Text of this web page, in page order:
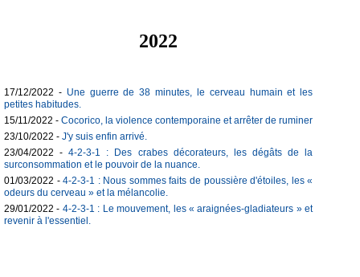
2022
17/12/2022 - Une guerre de 38 minutes, le cerveau humain et les
petites habitudes.
15/11/2022 - Cocorico, la violence contemporaine et arrêter de ruminer
23/10/2022 - J'y suis enfin arrivé.
23/04/2022 -4-2-3-1 : Des crabes décorateurs, les dégâts de la
surconsommation et le pouvoir de la nuance.
01/03/2022 -4-2-3-1 : Nous sommes faits de poussière d'étoiles, les «
odeurs du cerveau » et la mélancolie.
29/01/2022 - 4-2-3-1 : Le mouvement, les « araignées-gladiateurs » et
revenir à l'essentiel.